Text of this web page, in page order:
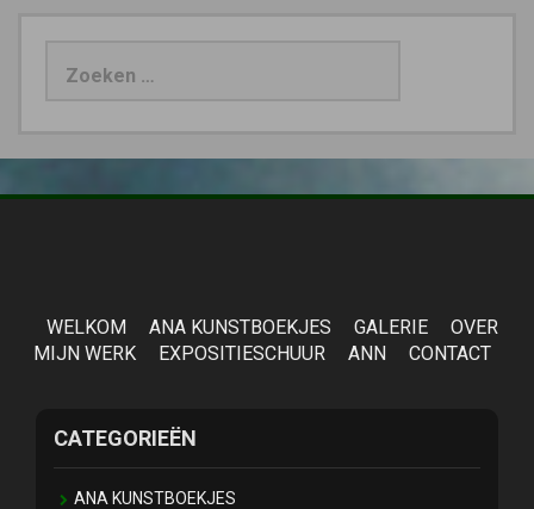
WELKOM ANA KUNSTBOEKJES GALERIE
OVER
MIJN WERK
EXPOSITIESCHUUR ANN CONTACT
CATEGORIEËN
ANA KUNSTBOEKJES